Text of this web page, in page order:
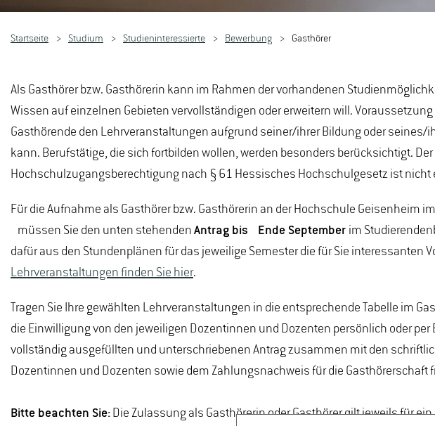
Startseite Studium Studieninteressierte Bewerbung Gasthörer
Als Gasthörer bzw. Gasthörerin kann im Rahmen der vorhandenen
Wissen auf einzelnen Gebieten vervollständigen oder erweitern will.
Gasthörende den Lehrveranstaltungen aufgrund seiner/ihrer Bildung oder seines/
kann. Berufstätige, die sich fortbilden wollen, werden besonders berücksichtigt.
Hochschulzugangsberechtigung nach § 61 Hessisches Hochschulgesetz ist nicht
Für die Aufnahme als Gasthörer bzw. Gasthörerin an der Hochschule Geisenheim
müssen Sie den unten stehenden Antrag bis Ende September im
dafür aus den Stundenplänen für das jeweilige Semester die für Sie interessanten
Lehrveranstaltungen finden Sie hier.
Tragen Sie Ihre gewählten Lehrveranstaltungen in die entsprechende Tabelle im
die Einwilligung von den jeweiligen Dozentinnen und Dozenten persönlich oder per
vollständig ausgefüllten und unterschriebenen Antrag zusammen mit den
Dozentinnen und Dozenten sowie dem Zahlungsnachweis für die Gasthörerschaft
Bitte beachten Sie: Die Zulassung als Gasthörerin oder Gasthörer gilt jeweils für